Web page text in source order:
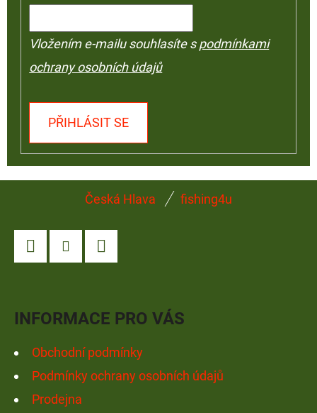
Vložením e-mailu souhlasíte spodmínkami
ochrany osobních údajů
PŘIHLÁSIT SE
Česká Hlava fishing4u
INFORMACE PRO VÁS
Obchodní podmínky
Podmínky ochrany osobních údajů
Prodejna